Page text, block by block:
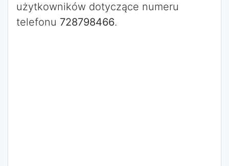
użytkowników dotyczące numeru
telefonu 728798466.